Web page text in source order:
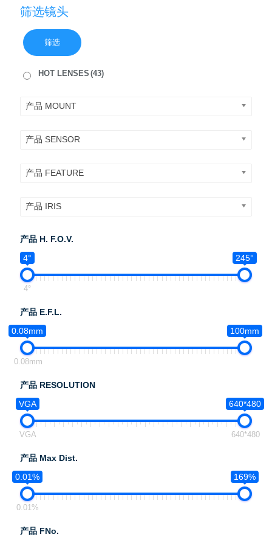
筛选镜头
筛选
HOT LENSES (43)
产品 MOUNT
产品 SENSOR
产品 FEATURE
产品 IRIS
产品 H. F.O.V.
4°
245°
4°
产品 E.F.L.
0.08mm
100mm
0.08mm
产品 RESOLUTION
VGA
640*480
VGA 640*480
产品 Max Dist.
0.01%
169%
0.01%
产品 FNo.